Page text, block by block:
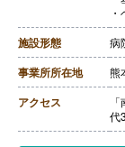
［
・
・
・
【
【
【
施設形態 病
事業所所在地 熊
アクセス
代